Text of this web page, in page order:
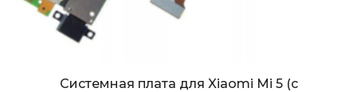
Системная плата для Xiaomi Mi 5 (с